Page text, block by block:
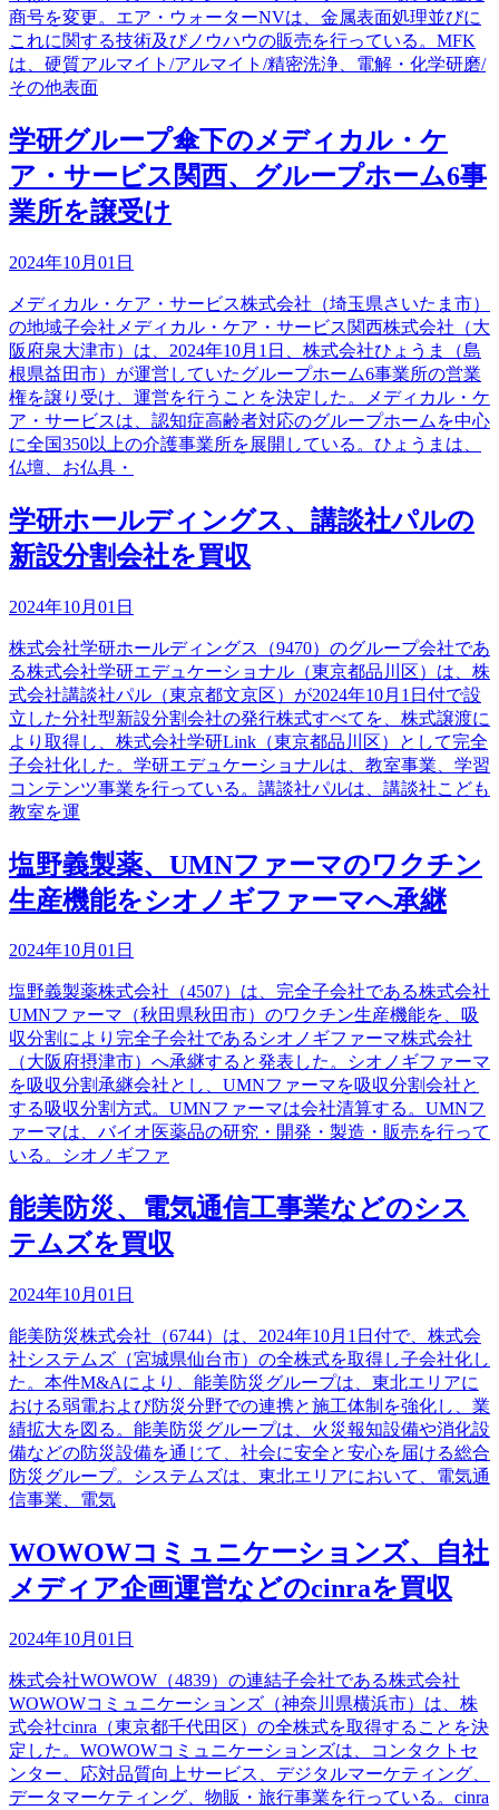
商号を変更。エア・ウォーターNVは、金属表面処理並びに
これに関する技術及びノウハウの販売を行っている。MFK
は、硬質アルマイト/アルマイト/精密洗浄、電解・化学研磨/
その他表面
学研グループ傘下のメディカル・ケ
ア・サービス関西、グループホーム6事
業所を譲受け
2024年10月01日
メディカル・ケア・サービス株式会社（埼玉県さいたま市）
の地域子会社メディカル・ケア・サービス関西株式会社（大
阪府泉大津市）は、2024年10月1日、株式会社ひょうま（島
根県益田市）が運営していたグループホーム6事業所の営業
権を譲り受け、運営を行うことを決定した。メディカル・ケ
ア・サービスは、認知症高齢者対応のグループホームを中心
に全国350以上の介護事業所を展開している。ひょうまは、
仏壇、お仏具・
学研ホールディングス、講談社パルの
新設分割会社を買収
2024年10月01日
株式会社学研ホールディングス（9470）のグループ会社であ
る株式会社学研エデュケーショナル（東京都品川区）は、株
式会社講談社パル（東京都文京区）が2024年10月1日付で設
立した分社型新設分割会社の発行株式すべてを、株式譲渡に
より取得し、株式会社学研Link（東京都品川区）として完全
子会社化した。学研エデュケーショナルは、教室事業、学習
コンテンツ事業を行っている。講談社パルは、講談社こども
教室を運
塩野義製薬、UMNファーマのワクチン
生産機能をシオノギファーマへ承継
2024年10月01日
塩野義製薬株式会社（4507）は、完全子会社である株式会社
UMNファーマ（秋田県秋田市）のワクチン生産機能を、吸
収分割により完全子会社であるシオノギファーマ株式会社
（大阪府摂津市）へ承継すると発表した。シオノギファーマ
を吸収分割承継会社とし、UMNファーマを吸収分割会社と
する吸収分割方式。UMNファーマは会社清算する。UMNフ
ァーマは、バイオ医薬品の研究・開発・製造・販売を行って
いる。シオノギファ
能美防災、電気通信工事業などのシス
テムズを買収
2024年10月01日
能美防災株式会社（6744）は、2024年10月1日付で、株式会
社システムズ（宮城県仙台市）の全株式を取得し子会社化し
た。本件M&Aにより、能美防災グループは、東北エリアに
おける弱電および防災分野での連携と施工体制を強化し、業
績拡大を図る。能美防災グループは、火災報知設備や消化設
備などの防災設備を通じて、社会に安全と安心を届ける総合
防災グループ。システムズは、東北エリアにおいて、電気通
信事業、電気
WOWOWコミュニケーションズ、自社
メディア企画運営などのcinraを買収
2024年10月01日
株式会社WOWOW（4839）の連結子会社である株式会社
WOWOWコミュニケーションズ（神奈川県横浜市）は、株
式会社cinra（東京都千代田区）の全株式を取得することを決
定した。WOWOWコミュニケーションズは、コンタクトセ
ンター、応対品質向上サービス、デジタルマーケティング、
データマーケティング、物販・旅行事業を行っている。cinra